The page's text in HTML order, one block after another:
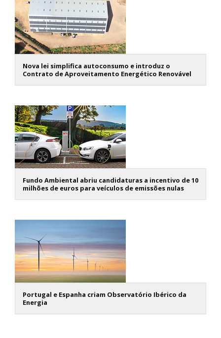
Nova lei simplifica autoconsumo e introduz o
Contrato de Aproveitamento Energético Renovável
Fundo Ambiental abriu candidaturas a incentivo de 10
milhões de euros para veículos de emissões nulas
Portugal e Espanha criam Observatório Ibérico da
Energia